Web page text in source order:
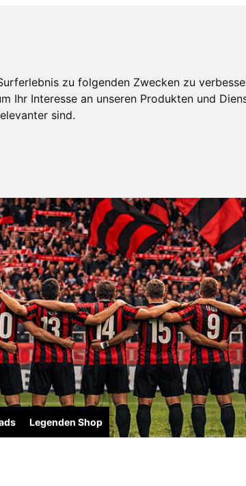
zu folgenden Zwecken zu
Ihr Interesse an unseren Produkten und
sind.
Legenden Shop